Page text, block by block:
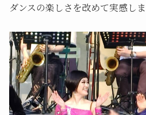
ダンスの楽しさを改めて実感しま